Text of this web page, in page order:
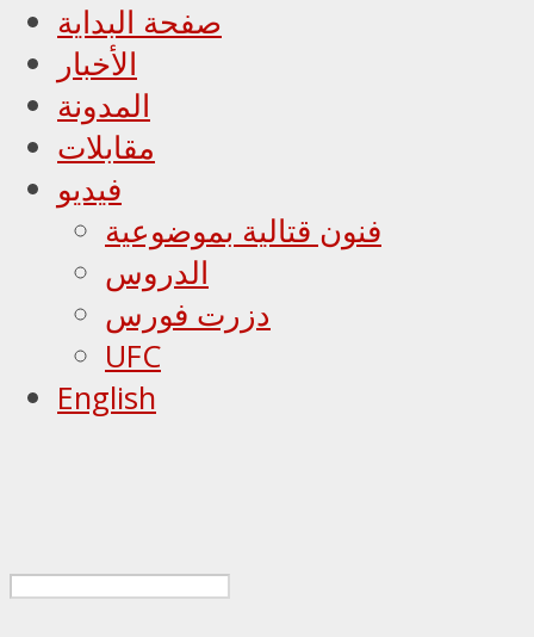
صفحة البداية
الأخبار
المدونة
مقابلات
فيديو
فنون قتالية بموضوعية
الدروس
دزرت فورس
UFC
English